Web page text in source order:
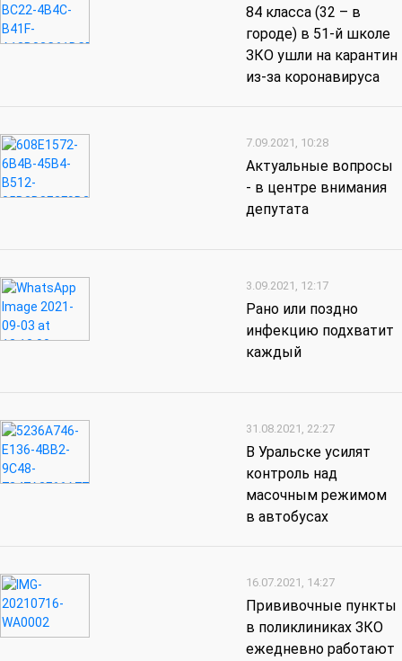
84 класса (32 – в
городе) в 51-й школе
ЗКО ушли на карантин
из-за коронавируса
7.09.2021, 10:28
Актуальные вопросы
- в центре внимания
депутата
3.09.2021, 12:17
Рано или поздно
инфекцию подхватит
каждый
31.08.2021, 22:27
В Уральске усилят
контроль над
масочным режимом
в автобусах
16.07.2021, 14:27
Прививочные пункты
в поликлиниках ЗКО
ежедневно работают